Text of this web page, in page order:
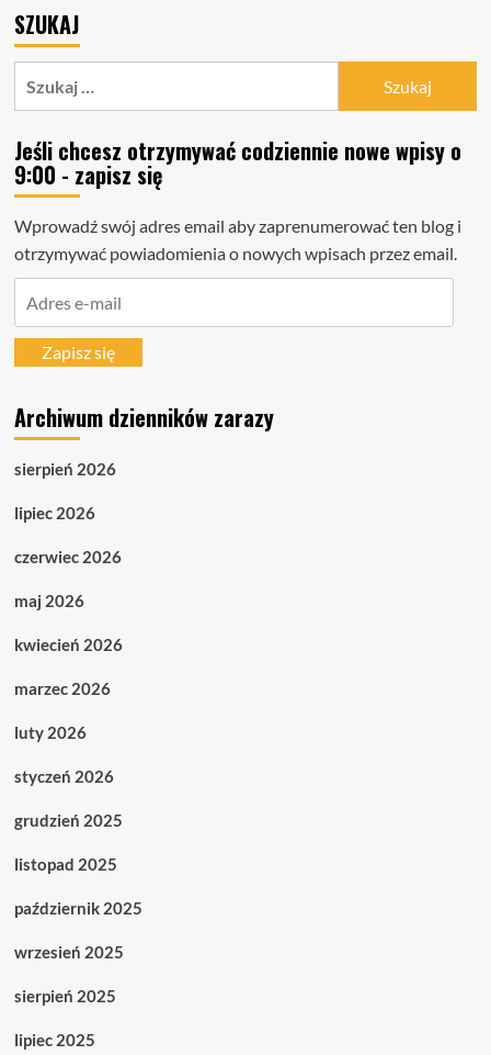
SZUKAJ
Jeśli chcesz otrzymywać codziennie nowe wpisy o
9:00 - zapisz się
Wprowadź swój adres email aby zaprenumerować ten blog i
otrzymywać powiadomienia o nowych wpisach przez email.
mailZapisz się
Archiwum dzienników zarazy
sierpień 2026
lipiec 2026
czerwiec 2026
maj 2026
kwiecień 2026
marzec 2026
luty 2026
styczeń 2026
grudzień 2025
listopad 2025
październik 2025
wrzesień 2025
sierpień 2025
lipiec 2025